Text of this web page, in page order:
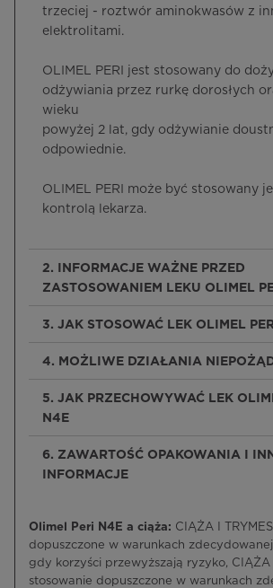
trzeciej - roztwór aminokwasów z
elektrolitami.
OLIMEL PERI jest stosowany do
odżywiania przez rurkę dorosłych
wieku
powyżej 2 lat, gdy odżywianie
odpowiednie.
OLIMEL PERI może być stosowany
kontrolą lekarza.
2. INFORMACJE WAŻNE PRZED
ZASTOSOWANIEM LEKU OLIMEL
3. JAK STOSOWAĆ LEK OLIMEL
4. MOŻLIWE DZIAŁANIA
5. JAK PRZECHOWYWAĆ LEK
N4E
6. ZAWARTOŚĆ OPAKOWANIA I
INFORMACJE
Olimel Peri N4E a ciąża: CIĄŻA I
dopuszczone w warunkach zdecydowanej
gdy korzyści przewyższają ryzyko, CIĄŻA
stosowanie dopuszczone w warunkach